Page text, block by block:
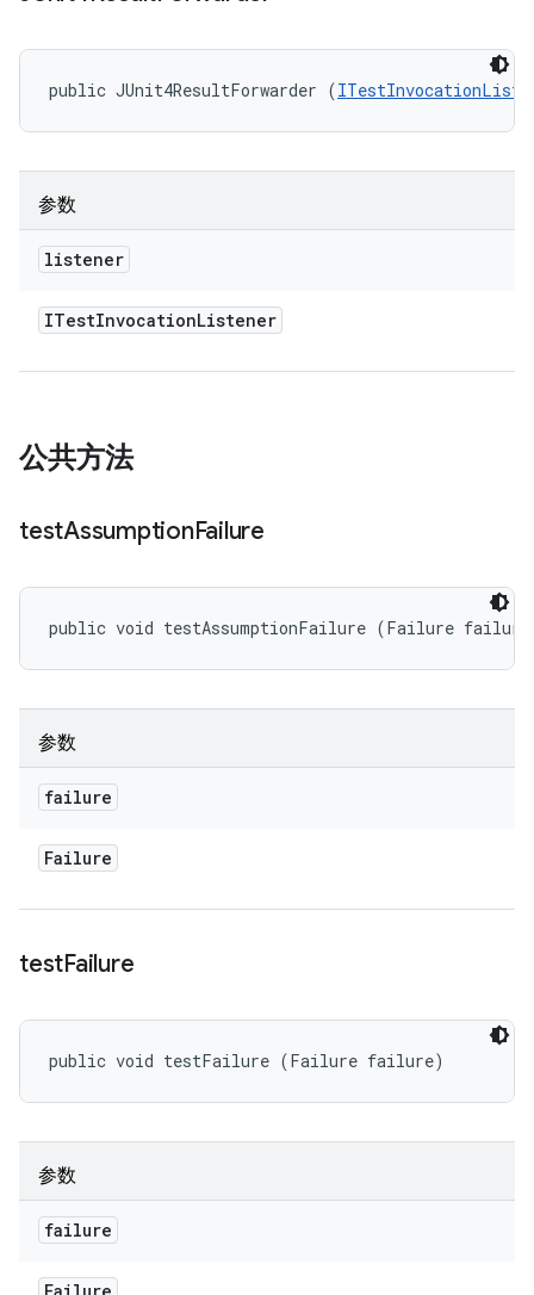
public JUnit4ResultForwarder (
参数
listener
ITestInvocationListener
公共方法
testAssumptionFailure
public void testAssumptionFailure (Failure
参数
failure
Failure
testFailure
public void testFailure (Failure failure)
参数
failure